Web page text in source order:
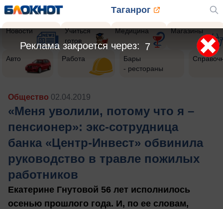
Таганрог
Новости
Учиться
готов
Медицина Магазины
Авто Работа
Бары
- рестораны
Общество 02.04.2019
«Меня уволили, потому что я –
пенсионер»: экс-сотрудница
банка «Центр-Инвест» обвинила
руководство в травле пожилых
работников
Екатерине Гнутовой 56 лет исполнилось
осенью прошлого года. И, по ее словам,
5
Реклама закроется через: